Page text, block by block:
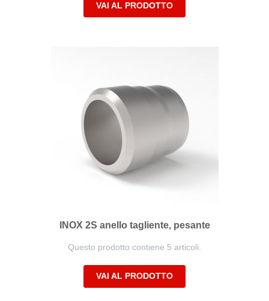
VAI AL PRODOTTO
INOX 2S anello tagliente, pesante
Questo prodotto contiene 5 articoli.
VAI AL PRODOTTO